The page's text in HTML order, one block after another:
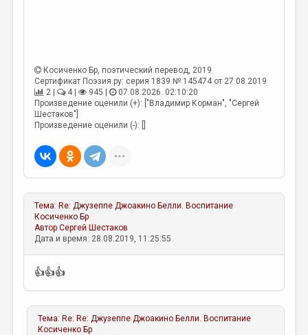
Косиченко Бр, поэтический перевод, 2019
Сертификат Поэзия.ру: серия 1839 № 145474 от 27.08.2019
2 |
4 | 945 |
07.08.2026. 02:10:20
Произведение оценили (+): ["Владимир Корман", "Сергей
Шестаков"]
Произведение оценили (-): []
Тема: Re: Джузеппе Джоакино Белли. Воспитание
Косиченко Бр
АвторСергей Шестаков
Дата и время: 28.08.2019, 11:25:55
👍👍👍
Тема: Re: Re: Джузеппе Джоакино Белли. Воспитание
Косиченко Бр